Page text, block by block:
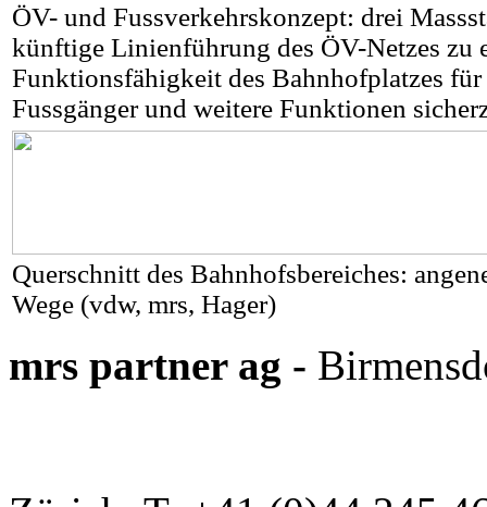
ÖV- und Fussverkehrskonzept: drei
künftige Linienführung des ÖV-Netzes zu
Funktionsfähigkeit des Bahnhofplatzes für
Fussgänger und weitere Funktionen
Querschnitt des Bahnhofsbereiches:
Wege (vdw, mrs, Hager)
mrs partner ag -